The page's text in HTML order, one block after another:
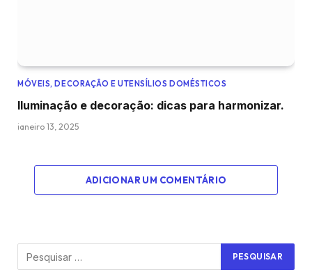
MÓVEIS, DECORAÇÃO E UTENSÍLIOS DOMÉSTICOS
Iluminação e decoração: dicas para harmonizar.
janeiro 13, 2025
ADICIONAR UM COMENTÁRIO